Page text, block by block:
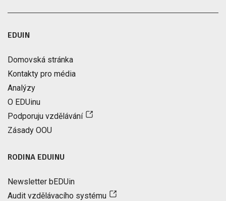
EDUIN
Domovská stránka
Kontakty pro média
Analýzy
O EDUinu
Podporuju vzdělávání
Zásady OOU
RODINA EDUINU
Newsletter bEDUin
Audit vzdělávacího systému